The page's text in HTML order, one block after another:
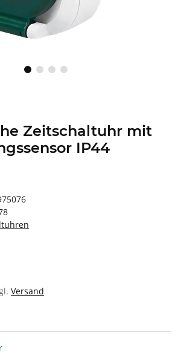
Zeitschaltuhr mit
IP44
Versand